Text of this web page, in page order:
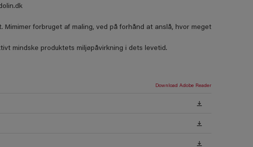
forbruget af maling, ved på forhånd at anslå, hvor meget
mindske produktets miljøpåvirkning i dets levetid.
Download Adobe Reader